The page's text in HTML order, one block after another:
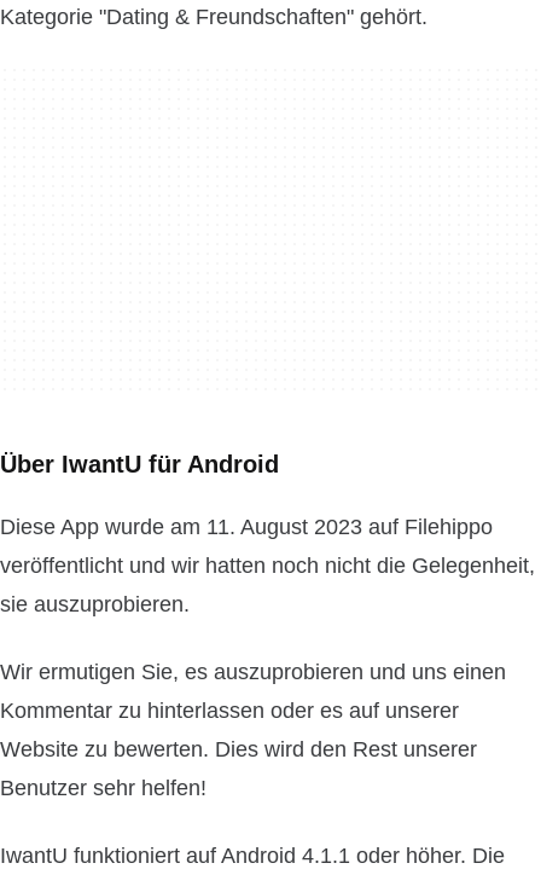
Kategorie "Dating & Freundschaften" gehört.
Über IwantU für Android
Diese App wurde am 11. August 2023 auf Filehippo
veröffentlicht und wir hatten noch nicht die Gelegenheit,
sie auszuprobieren.
Wir ermutigen Sie, es auszuprobieren und uns einen
Kommentar zu hinterlassen oder es auf unserer
Website zu bewerten. Dies wird den Rest unserer
Benutzer sehr helfen!
IwantU funktioniert auf Android 4.1.1 oder höher. Die